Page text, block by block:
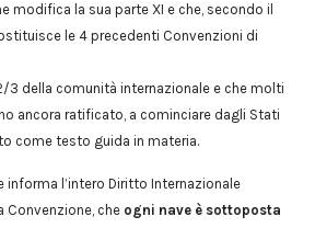
modifica la sua parte XI e che, secondo il
le 4 precedenti Convenzioni di
3 della comunità internazionale e che molti
ancora ratificato, a cominciare dagli Stati
come testo guida in materia.
informa l’intero Diritto Internazionale
Convenzione, che ogni nave è sottoposta